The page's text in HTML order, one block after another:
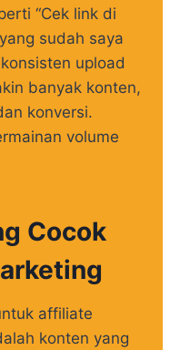
“Cek link di
sudah saya
upload
banyak konten,
konversi.
volume
Cocok
affiliate
konten yang